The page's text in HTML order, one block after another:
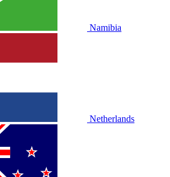
Namibia
Netherlands